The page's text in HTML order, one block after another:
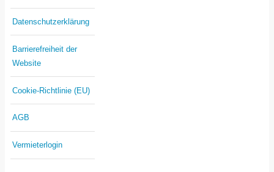
Datenschutzerklärung
Barrierefreiheit der
Website
Cookie-Richtlinie (EU)
AGB
Vermieterlogin